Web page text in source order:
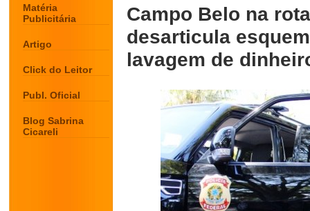
Matéria
Publicitária
Artigo
Click do Leitor
Publ. Oficial
Blog Sabrina
Cicareli
Campo Belo na
desarticula
lavagem de